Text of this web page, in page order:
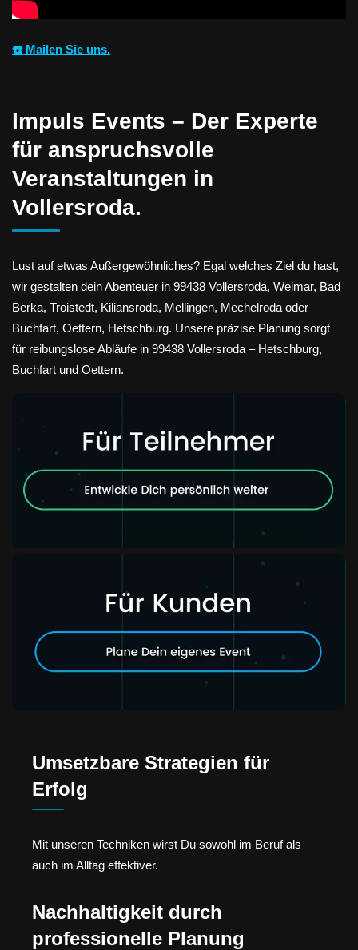
☎️ Mailen Sie uns.
Impuls Events – Der Experte
für anspruchsvolle
Veranstaltungen in
Vollersroda.
Lust auf etwas Außergewöhnliches? Egal welches Ziel du hast,
wir gestalten dein Abenteuer in 99438 Vollersroda, Weimar, Bad
Berka, Troistedt, Kiliansroda, Mellingen, Mechelroda oder
Buchfart, Oettern, Hetschburg. Unsere präzise Planung sorgt
für reibungslose Abläufe in 99438 Vollersroda – Hetschburg,
Buchfart und Oettern.
Umsetzbare Strategien für
Erfolg
Mit unseren Techniken wirst Du sowohl im Beruf als
auch im Alltag effektiver.
Nachhaltigkeit durch
professionelle Planung